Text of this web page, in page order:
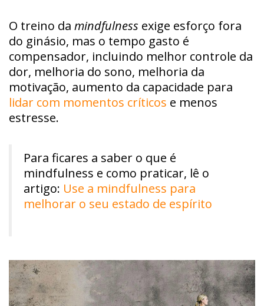
O treino da mindfulness exige esforço fora
do ginásio, mas o tempo gasto é
compensador, incluindo melhor controle da
dor, melhoria do sono, melhoria da
motivação, aumento da capacidade para
lidar com momentos críticos e menos
estresse.
Para ficares a saber o que é
mindfulness e como praticar, lê o
artigo: Use a mindfulness para
melhorar o seu estado de espírito